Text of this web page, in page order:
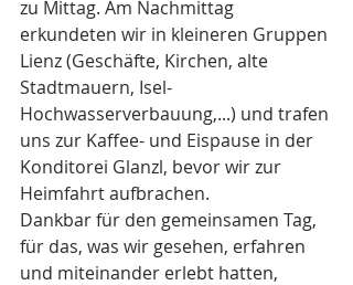
zu Mittag. Am Nachmittag
erkundeten wir in kleineren Gruppen
Lienz (Geschäfte, Kirchen, alte
Stadtmauern, Isel-
Hochwasserverbauung,...) und trafen
uns zur Kaffee- und Eispause in der
Konditorei Glanzl, bevor wir zur
Heimfahrt aufbrachen.
Dankbar für den gemeinsamen Tag,
für das, was wir gesehen, erfahren
und miteinander erlebt hatten,